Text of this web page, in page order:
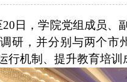
20 日，学院党组 成员、
研 ， 并分别与两个市
行机制、提升教育培训